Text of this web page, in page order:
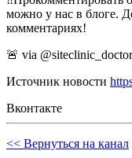
можно у нас в блоге.
комментариях!
🚨 via
Источник новости
Вконтакте
<< Вернуться на канал